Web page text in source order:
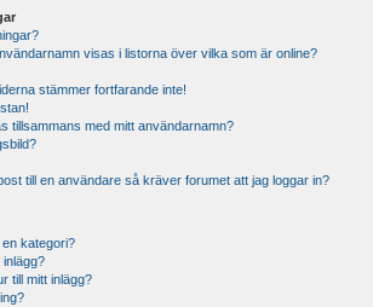
visas i listorna över vilka som är online?
stämmer fortfarande inte!
tillsammans med mitt användarnamn?
till en användare så kräver forumet att jag loggar in?
kategori?
till mitt inlägg?